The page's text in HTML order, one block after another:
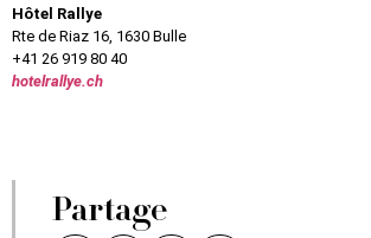
Hôtel Rallye
Rte de Riaz 16, 1630 Bulle
+41 26 919 80 40
hotelrallye.ch
Partage